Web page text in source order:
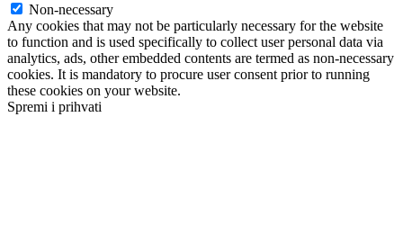
Non-necessary
Any cookies that may not be particularly necessary for the website
to function and is used specifically to collect user personal data via
analytics, ads, other embedded contents are termed as non-necessary
cookies. It is mandatory to procure user consent prior to running
these cookies on your website.
Spremi i prihvati